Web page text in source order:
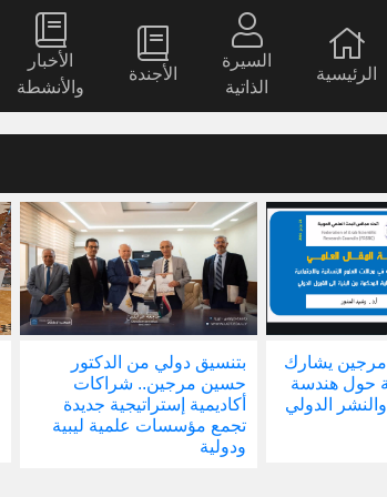
الرئيسية
السيرة
الذاتية
الأجندة
الأخبار
والأنشطة
مرجين يشارك
حول هندسة
الدولي
بتنسيق دولي من الدكتور
حسين مرجين.. شراكات
أكاديمية إستراتيجية جديدة
تجمع مؤسسات علمية ليبية
ودولية